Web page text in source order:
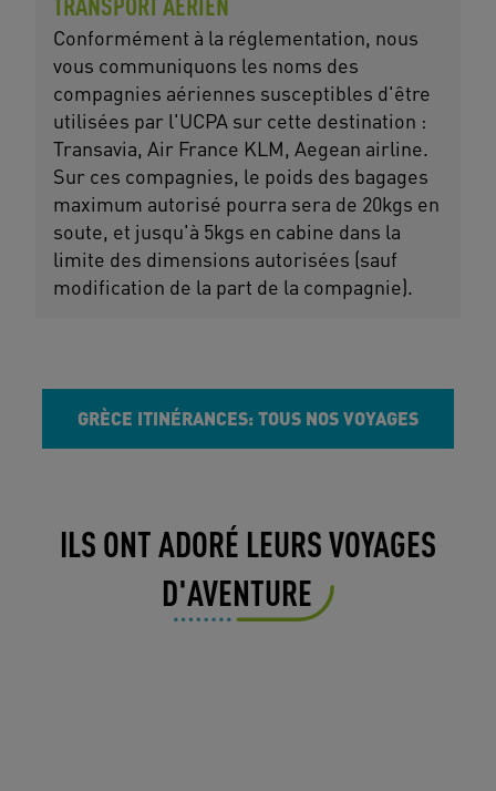
Conformément à la réglementation, nous
vous communiquons les noms des
compagnies aériennes susceptibles d'être
utilisées par l'UCPA sur cette destination :
Transavia, Air France KLM, Aegean airline.
Sur ces compagnies, le poids des bagages
maximum autorisé pourra sera de 20kgs en
soute, et jusqu'à 5kgs en cabine dans la
limite des dimensions autorisées (sauf
modification de la part de la compagnie).
GRÈCE ITINÉRANCES: TOUS NOS VOYAGES
ILS ONT ADORÉ LEURS VOYAGES
D'AVENTURE